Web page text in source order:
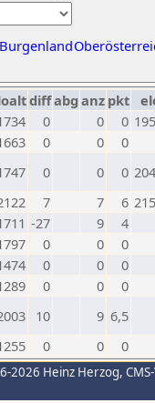
Burgenland
diffabg anz pkt
0 0 0
0 0
0
0 0 0
7 7 6
-27 9
4
0 0
0
0 0
0
0 0
0
10 9 6,5
0 0 0
2026 Heinz Herzog,